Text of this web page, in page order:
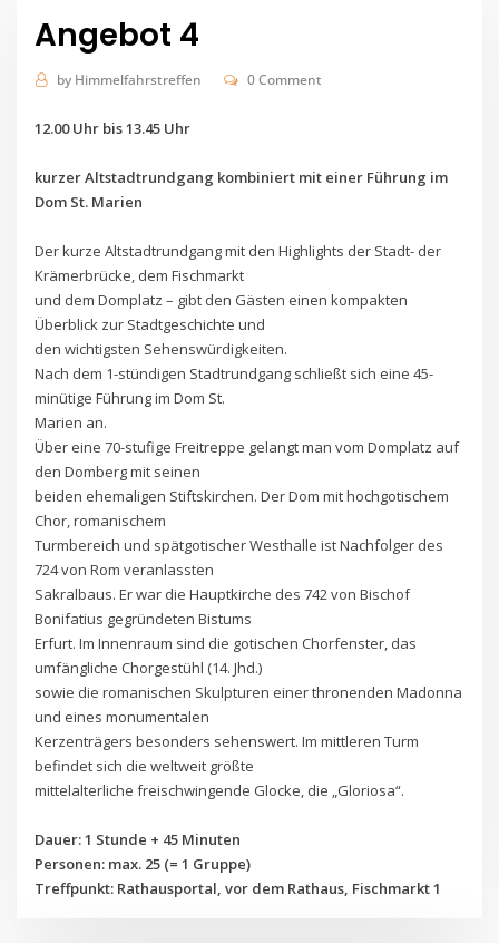
Angebot 4
by Himmelfahrstreffen 0 Comment
12.00 Uhr bis 13.45 Uhr
kurzer Altstadtrundgang kombiniert mit einer Führung im
Dom St. Marien
Der kurze Altstadtrundgang mit den Highlights der Stadt- der
Krämerbrücke, dem Fischmarkt
und dem Domplatz – gibt den Gästen einen kompakten
Überblick zur Stadtgeschichte und
den wichtigsten Sehenswürdigkeiten.
Nach dem 1-stündigen Stadtrundgang schließt sich eine 45-
minütige Führung im Dom St.
Marien an.
Über eine 70-stufige Freitreppe gelangt man vom Domplatz auf
den Domberg mit seinen
beiden ehemaligen Stiftskirchen. Der Dom mit hochgotischem
Chor, romanischem
Turmbereich und spätgotischer Westhalle ist Nachfolger des
724 von Rom veranlassten
Sakralbaus. Er war die Hauptkirche des 742 von Bischof
Bonifatius gegründeten Bistums
Erfurt. Im Innenraum sind die gotischen Chorfenster, das
umfängliche Chorgestühl (14. Jhd.)
sowie die romanischen Skulpturen einer thronenden Madonna
und eines monumentalen
Kerzenträgers besonders sehenswert. Im mittleren Turm
befindet sich die weltweit größte
mittelalterliche freischwingende Glocke, die „Gloriosa“.
Dauer: 1 Stunde + 45 Minuten
Personen: max. 25 (= 1 Gruppe)
Treffpunkt: Rathausportal, vor dem Rathaus, Fischmarkt 1